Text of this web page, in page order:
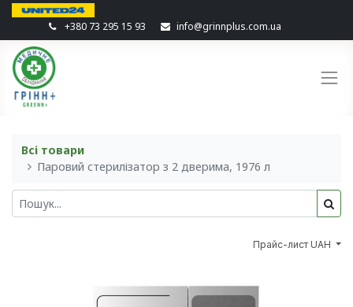
+380 73 295 15 93 info@grinnplus.com.ua
Всі товари
Паровий стерилізатор з 2 дверима, 1976 л
Прайс-лист UAH